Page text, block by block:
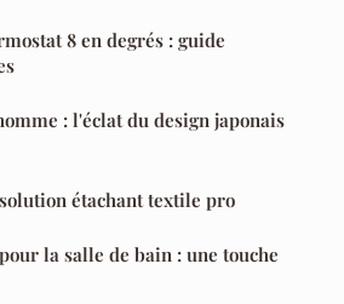
8 en degrés : guide
: l'éclat du design japonais
étachant textile pro
la salle de bain : une touche